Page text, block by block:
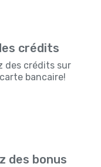
crédits
des crédits sur
bancaire!
des bonus